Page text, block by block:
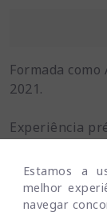
Formada
2021.
Experiência
No HVVC
Estamos a
melhor
navegar